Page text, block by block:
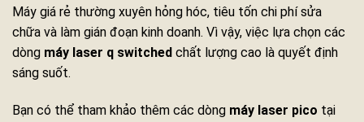
Máy giá rẻ thường xuyên hỏng hóc, tiêu tốn chi phí sửa
chữa và làm gián đoạn kinh doanh. Vì vậy, việc lựa chọn các
dòng máy laser q switched chất lượng cao là quyết định
sáng suốt.
Bạn có thể tham khảo thêm các dòng máy laser pico tại